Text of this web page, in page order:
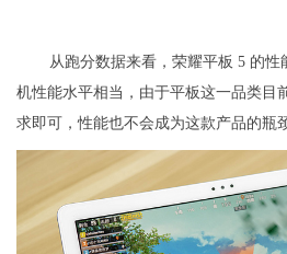
从跑分数据来看，荣耀平板 5 的
机性能水平相当，由于平板这一品类目
求即可，性能也不会成为这款产品的瓶